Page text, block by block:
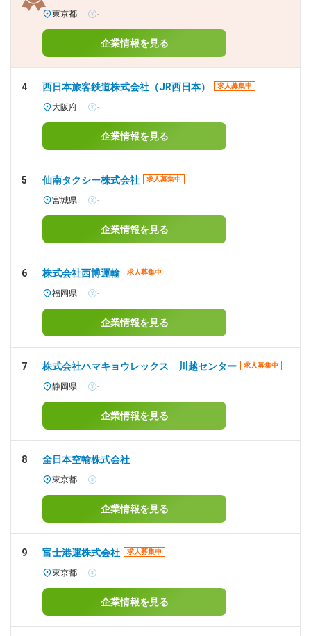
東京都 -
企業情報を見る
4 西日本旅客鉄道株式会社（JR西日本） 求人募集中
大阪府 -
企業情報を見る
5 仙南タクシー株式会社 求人募集中
宮城県 -
企業情報を見る
6 株式会社西博運輸 求人募集中
福岡県 -
企業情報を見る
7 株式会社ハマキョウレックス 川越センター 求人募集中
静岡県 -
企業情報を見る
8 全日本空輸株式会社
東京都 -
企業情報を見る
9 富士港運株式会社 求人募集中
東京都 -
企業情報を見る